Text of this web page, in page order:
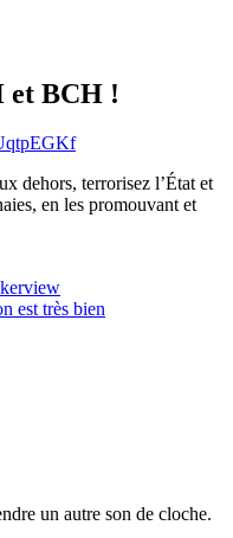
et BCH !
dehors, terrorisez l’État et
en les promouvant et
est très bien
un autre son de cloche.